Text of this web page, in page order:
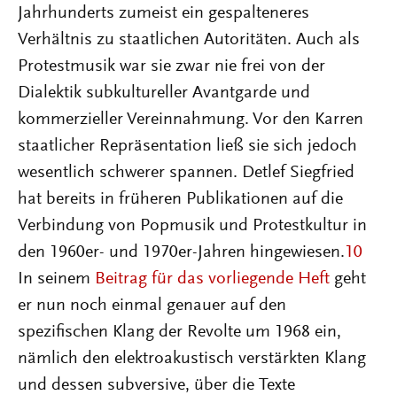
Jahrhunderts zumeist ein gespalteneres
Verhältnis zu staatlichen Autoritäten. Auch als
Protestmusik war sie zwar nie frei von der
Dialektik subkultureller Avantgarde und
kommerzieller Vereinnahmung. Vor den Karren
staatlicher Repräsentation ließ sie sich jedoch
wesentlich schwerer spannen. Detlef Siegfried
hat bereits in früheren Publikationen auf die
Verbindung von Popmusik und Protestkultur in
den 1960er- und 1970er-Jahren hingewiesen. 10
In seinem Beitrag für das vorliegende Heft geht
er nun noch einmal genauer auf den
spezifischen Klang der Revolte um 1968 ein,
nämlich den elektroakustisch verstärkten Klang
und dessen subversive, über die Texte